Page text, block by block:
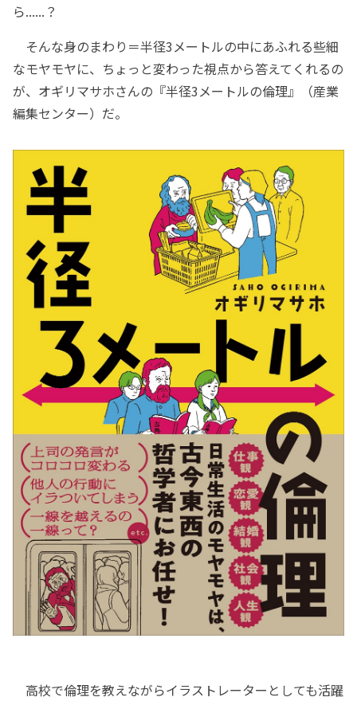
ら......？
そんな身のまわり＝半径3メートルの中にあふれる些細
なモヤモヤに、ちょっと変わった視点から答えてくれるの
が、オギリマサホさんの『半径3メートルの倫理』（産業
編集センター）だ。
高校で倫理を教えながらイラストレーターとしても活躍